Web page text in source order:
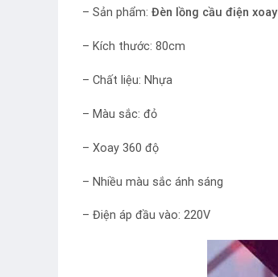
– Sản phẩm: Đèn lồng cầu điện xoay
– Kích thước: 80cm
– Chất liệu: Nhựa
– Màu sắc: đỏ
– Xoay 360 độ
– Nhiều màu sắc ánh sáng
– Điện áp đầu vào: 220V